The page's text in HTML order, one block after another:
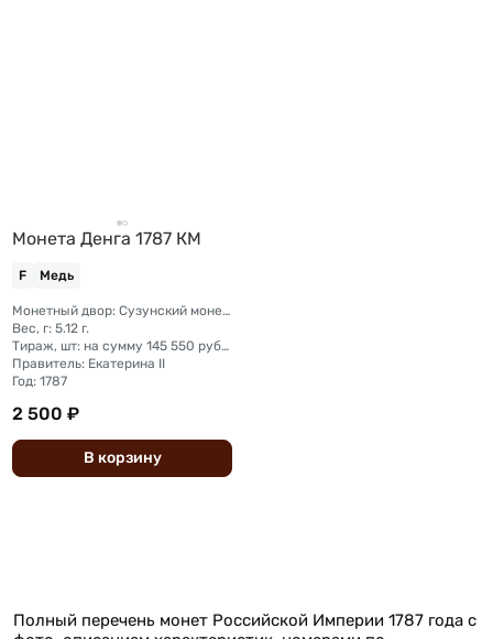
Монета Денга 1787 КМ
F Медь
Монетный двор: Сузунский монетный двор (Сибирь)
Вес, г: 5.12 г.
Тираж, шт: на сумму 145 550 рублей (сумма 5 копеек + денга + полушка)
Правитель: Екатерина II
Год: 1787
2 500 ₽
В корзину
Полный перечень монет Российской Империи 1787 года с